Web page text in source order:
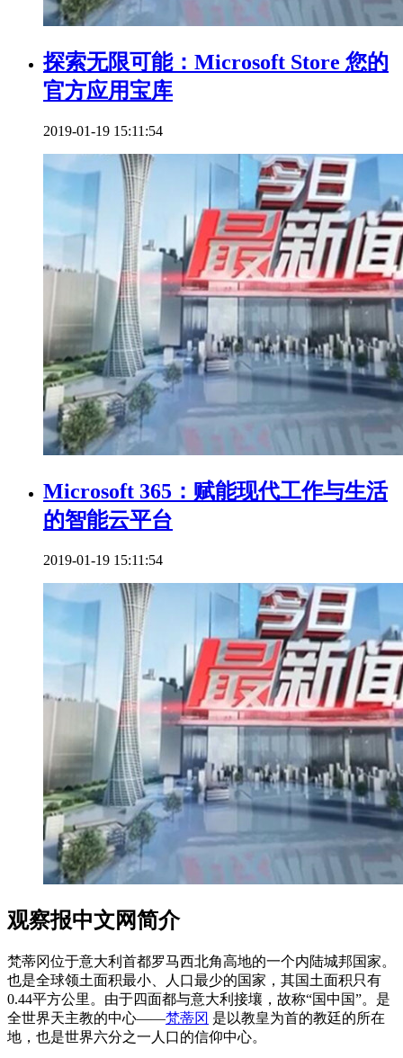
探索无限可能：Microsoft Store 您的
官方应用宝库
2019-01-19 15:11:54
Microsoft 365：赋能现代工作与生活
的智能云平台
2019-01-19 15:11:54
观察报中文网简介
梵蒂冈位于意大利首都罗马西北角高地的一个内陆城邦国家。
也是全球领土面积最小、人口最少的国家，其国土面积只有
0.44平方公里。由于四面都与意大利接壤，故称“国中国”。是
全世界天主教的中心——梵蒂冈 是以教皇为首的教廷的所在
地，也是世界六分之一人口的信仰中心。